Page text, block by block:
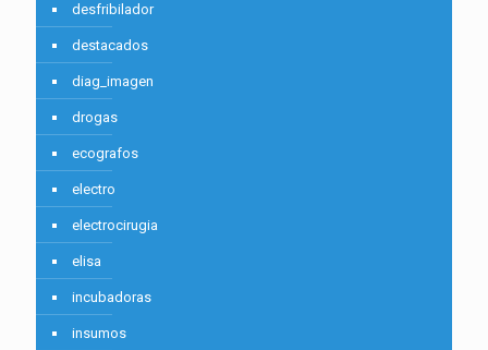
desfribilador
destacados
diag_imagen
drogas
ecografos
electro
electrocirugia
elisa
incubadoras
insumos